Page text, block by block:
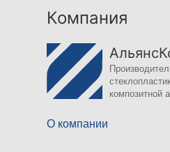
Компания
композитной
О компании